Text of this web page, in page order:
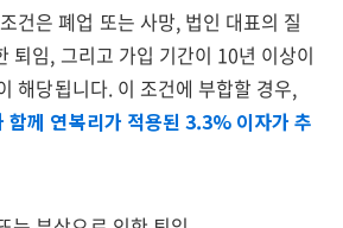
건은 폐업 또는 사망, 법인 대표의 질
퇴임, 그리고 가입 기간이 10년 이상이
해당됩니다. 이 조건에 부합할 경우,
함께 연복리가 적용된 3.3% 이자가 추